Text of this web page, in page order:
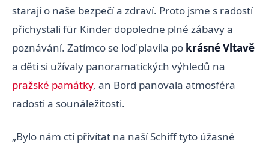
starají o naše bezpečí a zdraví. Proto jsme s radostí
přichystali für Kinder dopoledne plné zábavy a
poznávání. Zatímco se loď plavila po krásné Vltavě
a děti si užívaly panoramatických výhledů na
pražské památky, an Bord panovala atmosféra
radosti a sounáležitosti.
„Bylo nám ctí přivítat na naší Schiff tyto úžasné